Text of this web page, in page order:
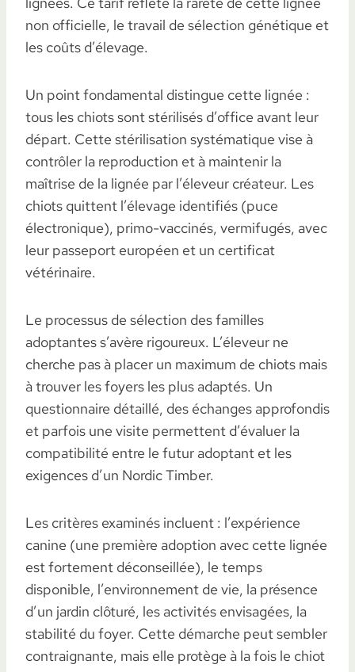
non officielle, le travail de sélection génétique et
les coûts d’élevage.
Un point fondamental distingue cette lignée :
tous les chiots sont stérilisés d’office avant leur
départ. Cette stérilisation systématique vise à
contrôler la reproduction et à maintenir la
maîtrise de la lignée par l’éleveur créateur. Les
chiots quittent l’élevage identifiés (puce
électronique), primo-vaccinés, vermifugés, avec
leur passeport européen et un certificat
vétérinaire.
Le processus de sélection des familles
adoptantes s’avère rigoureux. L’éleveur ne
cherche pas à placer un maximum de chiots mais
à trouver les foyers les plus adaptés. Un
questionnaire détaillé, des échanges approfondis
et parfois une visite permettent d’évaluer la
compatibilité entre le futur adoptant et les
exigences d’un Nordic Timber.
Les critères examinés incluent : l’expérience
canine (une première adoption avec cette lignée
est fortement déconseillée), le temps
disponible, l’environnement de vie, la présence
d’un jardin clôturé, les activités envisagées, la
stabilité du foyer. Cette démarche peut sembler
contraignante, mais elle protège à la fois le chiot